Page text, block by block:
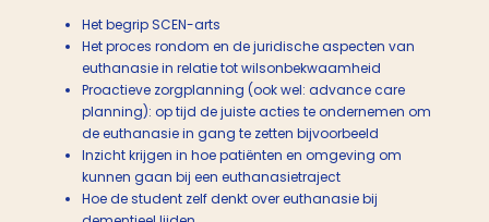
Het begrip SCEN-arts
Het proces rondom en de juridische aspecten van
euthanasie in relatie tot wilsonbekwaamheid
Proactieve zorgplanning (ook wel: advance care
planning): op tijd de juiste acties te ondernemen om
de euthanasie in gang te zetten bijvoorbeeld
Inzicht krijgen in hoe patiënten en omgeving om
kunnen gaan bij een euthanasietraject
Hoe de student zelf denkt over euthanasie bij